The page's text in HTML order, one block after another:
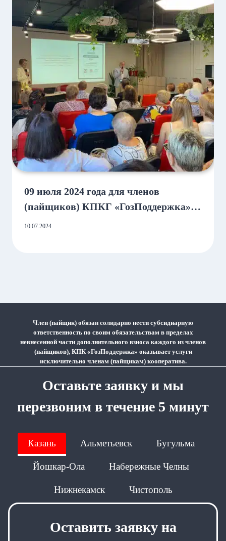
09 июля 2024 года для членов
(пайщиков) КПКГ «ГозПоддержка»
из г. Йошкар-Ола вновь была
10.07.2024
Член (пайщик) обязан солидарно нести субсидиарную
ответственность по своим обязательствам в пределах
невнесенной части дополнительного взноса каждого из членов
(пайщиков), КПК «ГозПоддержка» оказывает услуги
исключительно членам (пайщикам) кооператива.
Оставьте заявку и мы
перезвоним в течение 5 минут
Казань Альметьевск Бугульма
Йошкар-Ола Набережные Челны
Нижнекамск Чистополь
Оставить заявку на